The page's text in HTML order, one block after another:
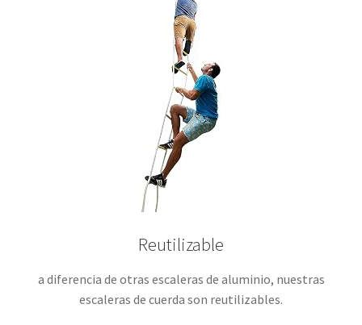
Reutilizable
a diferencia de otras escaleras de aluminio, nuestras
escaleras de cuerda son reutilizables.